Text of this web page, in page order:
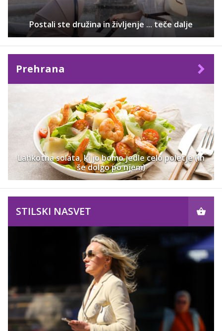
Postali ste družina in življenje ... teče dalje
Prehrana
Lahkotna solata, ki jo bomo jedle celo poletje (in
še dolgo po njem)
STILSKI NASVET